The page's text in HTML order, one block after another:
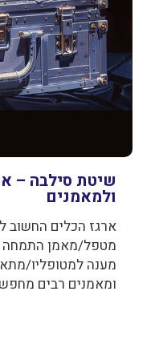
שיטת סילבה –
ולמאמנים
ארגז הכלים החשוב
מטפל/מאמן התמחה
מענה למטופליו/
ומאמנים רבים